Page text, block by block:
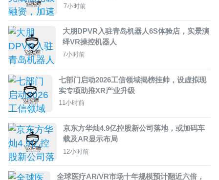
7小时前
大朋DPVR入驻青岛机器人6S体验店，实景演
绎VR操控机器人
7小时前
七部门启动2026工信领域揭榜挂帅，设虚拟现
实专项助推XR产业升级
11小时前
京东方华灿4.9亿控股新公司落地，或加码车
载及AR显示布局
12小时前
全球医疗AR/VR市场十年规模预计翻近六倍，